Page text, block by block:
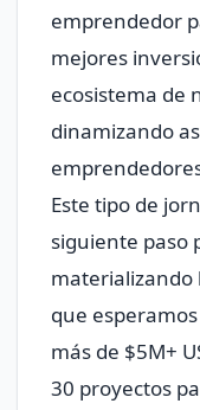
emprendedor
mejores
ecosistema de
dinamizando
Este tipo de
siguiente paso
materializando
que
más de $5M+
30 proyectos